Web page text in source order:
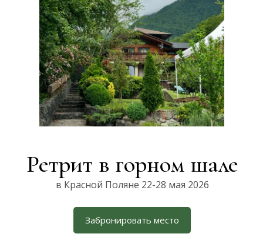
Ретрит в горном шале
в Красной Поляне 22-28 мая 2026
Забронировать место